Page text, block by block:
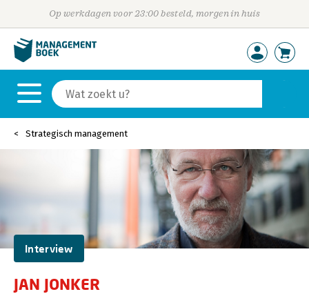
Op werkdagen voor 23:00 besteld, morgen in huis
Strategisch management
Interview
JAN JONKER